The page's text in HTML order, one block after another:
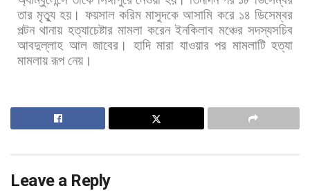
তার মৃত্যু হয়। ফয়সাল করিম মাসুদকে আসামি করে ১৪ ডিসেম্বর
পল্টন থানায় হত্যাচেষ্টার মামলা করেন ইনকিলাব মঞ্চের সদস্যসচিব
আবদুল্লাহ আল জাবের। হাদি মারা যাওয়ার পর মামলাটি হত্যা
মামলায় রূপ নেয়।
Leave a Reply